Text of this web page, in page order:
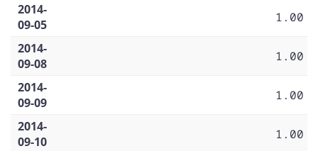
2014-
09-05
1.00
2014-
09-08
1.00
2014-
09-09
1.00
2014-
09-10
1.00